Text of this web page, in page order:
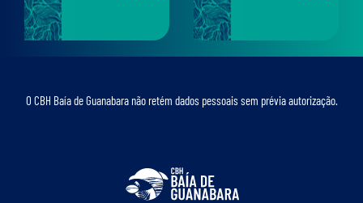
O CBH Baía de Guanabara não retém dados pessoais sem prévia autorização.